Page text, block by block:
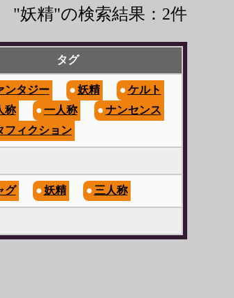
"妖精"の検索結果：2件
タグ
ンタジー 妖精
ケルト
称
一人称
ナンセンス
フィクション
グ 妖精 三人称